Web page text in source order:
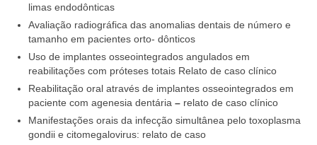
limas endodônticas
Avaliação radiográfica das anomalias dentais de número e
tamanho em pacientes orto- dônticos
Uso de implantes osseointegrados angulados em
reabilitações com próteses totais Relato de caso clínico
Reabilitação oral através de implantes osseointegrados em
paciente com agenesia dentária – relato de caso clínico
Manifestações orais da infecção simultânea pelo toxoplasma
gondii e citomegalovirus: relato de caso